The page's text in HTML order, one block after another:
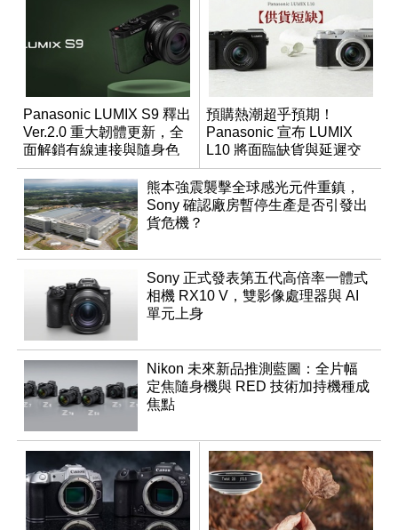
Panasonic LUMIX S9 釋出
Ver.2.0 重大韌體更新，全
面解鎖有線連接與隨身色
調編輯
預購熱潮超乎預期！
Panasonic 宣布 LUMIX
L10 將面臨缺貨與延遲交
貨時間
熊本強震襲擊全球感光元件重鎮，
Sony 確認廠房暫停生產是否引發出
貨危機？
Sony 正式發表第五代高倍率一體式
相機 RX10 V，雙影像處理器與 AI
單元上身
Nikon 未來新品推測藍圖：全片幅
定焦隨身機與 RED 技術加持機種成
焦點